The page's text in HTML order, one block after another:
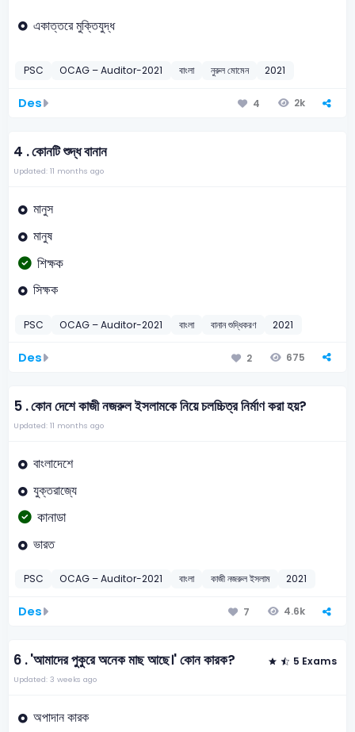
একাত্তরে মুক্তিযুদ্ধ
PSC OCAG – Auditor-2021 বাংলা নুরুল মোমেন 2021
Des 4 2k
4 .কোনটি শুদ্ধ বানান
Updated: 11 months ago
মানুস
মানুষ
শিক্ষক
সিক্ষক
PSC OCAG – Auditor-2021 বাংলা বানান শুদ্ধিকরণ 2021
Des 2 675
5 .কোন দেশে কাজী নজরুল ইসলামকে নিয়ে চলচ্চিত্র নির্মাণ করা হয়?
Updated: 11 months ago
বাংলাদেশে
যুক্তরাজ্যে
কানাডা
ভারত
PSC OCAG – Auditor-2021 বাংলা কাজী নজরুল ইসলাম 2021
Des 7 4.6k
6 .'আমাদের পুকুরে অনেক মাছ আছে।' কোন কারক? 5 Exams
Updated: 3 weeks ago
অপাদান কারক